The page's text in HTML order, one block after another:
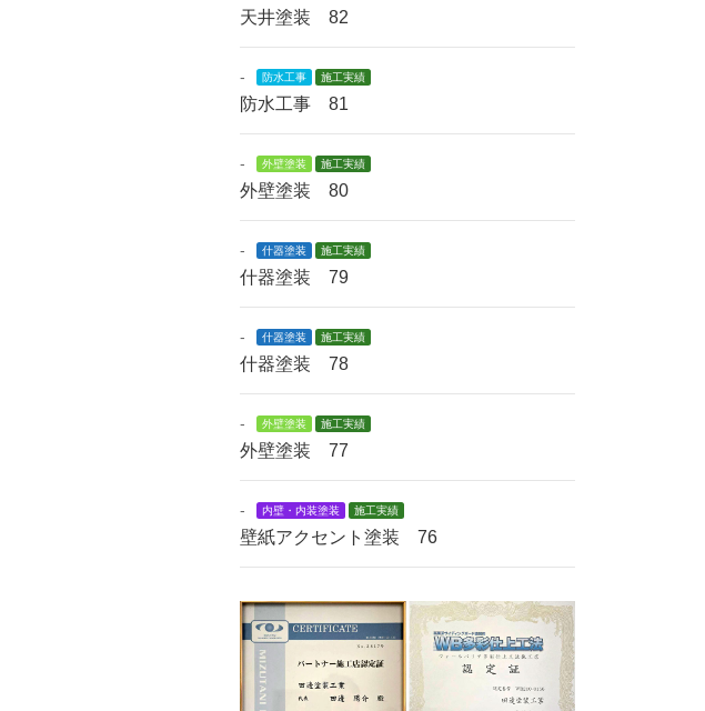
天井塗装 82
- 防水工事 施工実績
防水工事 81
- 外壁塗装 施工実績
外壁塗装 80
- 什器塗装 施工実績
什器塗装 79
- 什器塗装 施工実績
什器塗装 78
- 外壁塗装 施工実績
外壁塗装 77
- 内壁・内装塗装 施工実績
壁紙アクセント塗装 76